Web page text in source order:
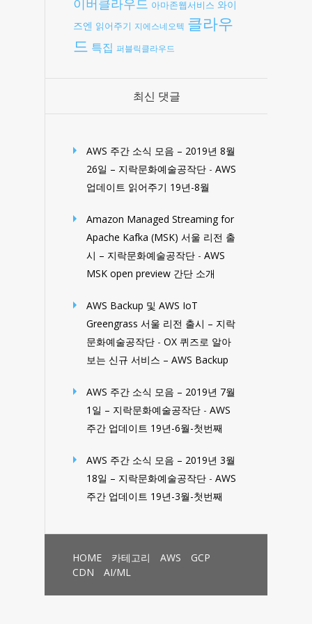
아마존웹서비스 와이
즈엔 읽어주기 지에스네오텍 클라우
드 특집 퍼블릭클라우드
최신 댓글
AWS 주간 소식 모음 – 2019년 8월
26일 – 지락문화예술공작단 - AWS
업데이트 읽어주기 19년-8월
Amazon Managed Streaming for
Apache Kafka (MSK) 서울 리전 출
시 – 지락문화예술공작단 - AWS
MSK open preview 간단 소개
AWS Backup 및 AWS IoT
Greengrass 서울 리전 출시 – 지락
문화예술공작단 - OX 퀴즈로 알아
보는 신규 서비스 – AWS Backup
AWS 주간 소식 모음 – 2019년 7월
1일 – 지락문화예술공작단 - AWS
주간 업데이트 19년-6월-첫번째
AWS 주간 소식 모음 – 2019년 3월
18일 – 지락문화예술공작단 - AWS
주간 업데이트 19년-3월-첫번째
HOME 카테고리 AWS
GCP
CDN
AI/ML